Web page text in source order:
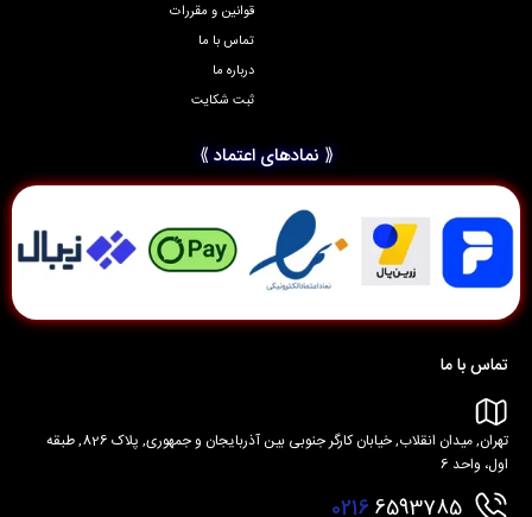
قوانین و مقررات
تماس با ما
درباره ما
ثبت شکایت
⟪ نمادهای اعتماد ⟫
تماس با ما
تهران, میدان انقلاب, خیابان کارگر جنوبی بین آذربایجان و جمهوری, پلاک 826, طبقه
اول، واحد 6
02166593785